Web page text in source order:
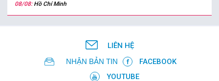
08/08: Hồ Chí Minh
LIÊN HỆ
NHẬN BẢN TIN
FACEBOOK
YOUTUBE